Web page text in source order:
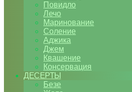
Повидло
Лечо
Маринование
Соление
Аджика
Джем
Квашение
Консервация
ДЕСЕРТЫ
Безе